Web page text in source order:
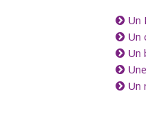
Un
Un
Un
Un